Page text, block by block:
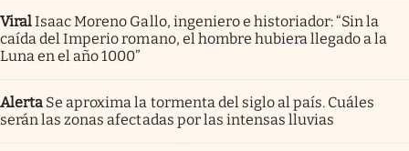
ViralIsaac Moreno Gallo, ingeniero e historiador: “Sin la
caída del Imperio romano, el hombre hubiera llegado a la
Luna en el año 1000”
Alerta Se aproxima la tormenta del siglo al país. Cuáles
serán las zonas afectadas por las intensas lluvias